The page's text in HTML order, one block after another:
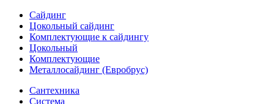
Сайдинг
Цокольный сайдинг
Комплектующие к сайдингу
Цокольный
Комплектующие
Металлосайдинг (Евробрус)
Сантехника
Система